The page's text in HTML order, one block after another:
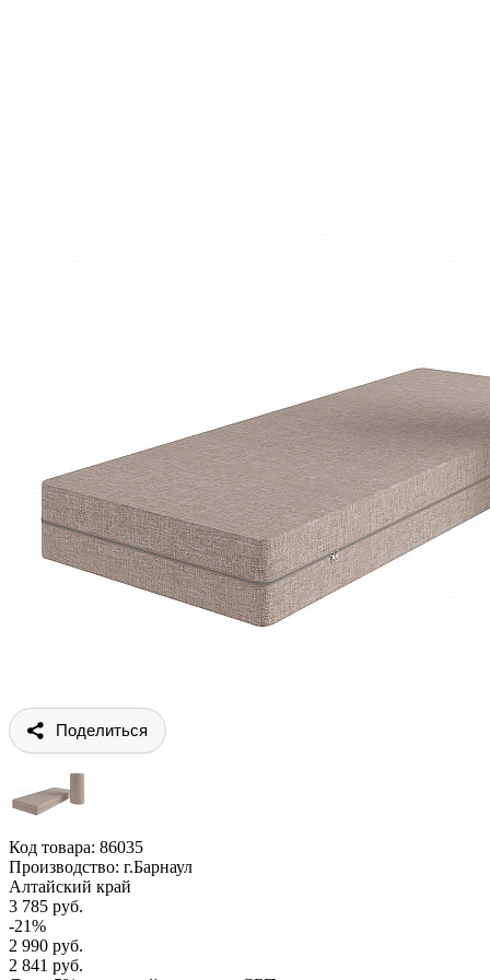
Поделиться
Код товара: 86035
Производство: г.Барнаул
Алтайский край
3 785 руб.
-21%
2 990 руб.
2 841 руб.